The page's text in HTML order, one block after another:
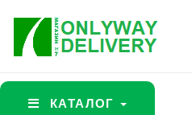
КАТАЛОГ